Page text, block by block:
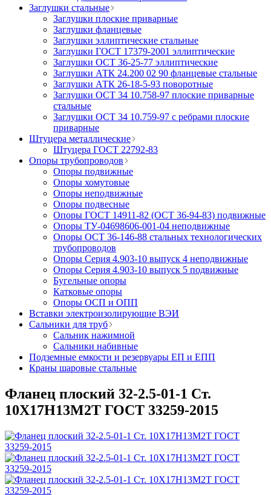
Заглушки стальные
Заглушки плоские приварные
Заглушки фланцевые
Заглушки эллиптические стальные
Заглушки ГОСТ 17379-2001 эллиптические
Заглушки ОСТ 36-25-77 эллиптические
Заглушки АТК 24.200 02 90 фланцевые стальные
Заглушки АТК 26-18-5-93 поворотные
Заглушки ОСТ 34 10.758-97 плоские приварные
стальные
Заглушки ОСТ 34 10.759-97 с ребрами плоские
приварные
Штуцера металлические
Штуцера ГОСТ 22792-83
Опоры трубопроводов
Опоры подвижные
Опоры хомутовые
Опоры неподвижные
Опоры подвесные
Опоры ГОСТ 14911-82 (ОСТ 36-94-83) подвижные
Опоры ТУ-04698606-001-04 неподвижные
Опоры ОСТ 36-146-88 стальных технологических
трубопроводов
Опоры Серия 4.903-10 выпуск 4 неподвижные
Опоры Серия 4.903-10 выпуск 5 подвижные
Бугельные опоры
Катковые опоры
Опоры ОСП и ОПП
Вставки электроизолирующие ВЭИ
Сальники для труб
Сальник нажимной
Сальники набивные
Подземные емкости и резервуары ЕП и ЕПП
Краны шаровые стальные
Фланец плоский 32-2.5-01-1 Ст.
10Х17Н13М2Т ГОСТ 33259-2015